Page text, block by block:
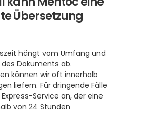
Übersetzung
hängt vom Umfang und
Dokuments ab.
können wir oft innerhalb
liefern. Für dringende Fälle
Service an, der eine
von 24 Stunden